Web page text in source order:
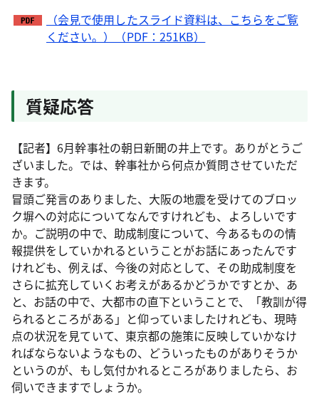
（会見で使用したスライド資料は、こちらをご覧
ください。）（PDF：251KB）
質疑応答
【記者】6月幹事社の朝日新聞の井上です。ありがとうご
ざいました。では、幹事社から何点か質問させていただ
きます。
冒頭ご発言のありました、大阪の地震を受けてのブロッ
ク塀への対応についてなんですけれども、よろしいです
か。ご説明の中で、助成制度について、今あるものの情
報提供をしていかれるということがお話にあったんです
けれども、例えば、今後の対応として、その助成制度を
さらに拡充していくお考えがあるかどうかですとか、あ
と、お話の中で、大都市の直下ということで、「教訓が得
られるところがある」と仰っていましたけれども、現時
点の状況を見ていて、東京都の施策に反映していかなけ
ればならないようなもの、どういったものがありそうか
というのが、もし気付かれるところがありましたら、お
伺いできますでしょうか。